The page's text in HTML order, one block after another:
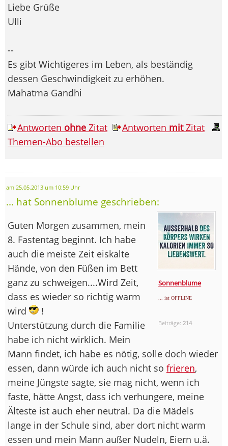
Liebe Grüße
Ulli
--
Es gibt Wichtigeres im Leben, als beständig
dessen Geschwindigkeit zu erhöhen.
Mahatma Gandhi
Antworten ohne Zitat Antworten mitZitat
Themen-Abo bestellen
am 25.05.2013 um 10:59 Uhr
... hat Sonnenblume geschrieben:
Sonnenblume
... ist OFFLINE
Beiträge: 214
Guten Morgen zusammen, mein
8. Fastentag beginnt. Ich habe
auch die meiste Zeit eiskalte
Hände, von den Füßen im Bett
ganz zu schweigen....Wird Zeit,
dass es wieder so richtig warm
wird
!
Unterstützung durch die Familie
habe ich nicht wirklich. Mein
Mann findet, ich habe es nötig, solle doch wieder
essen, dann würde ich auch nicht so frieren,
meine Jüngste sagte, sie mag nicht, wenn ich
faste, hätte Angst, dass ich verhungere, meine
Älteste ist auch eher neutral. Da die Mädels
lange in der Schule sind, aber dort nicht warm
essen und mein Mann außer Nudeln, Eiern u.ä.